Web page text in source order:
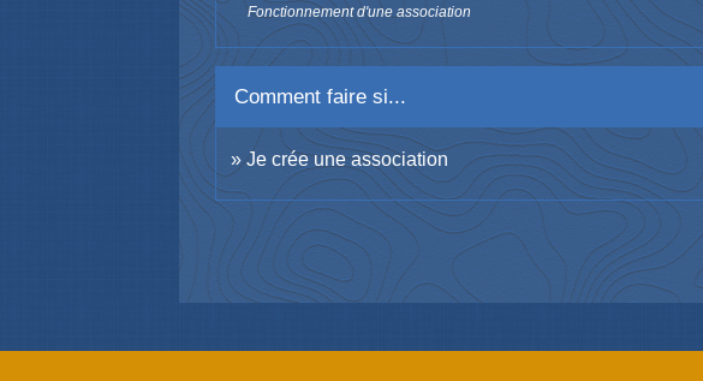
Fonctionnement d'une association
Comment faire si...
Je crée une association